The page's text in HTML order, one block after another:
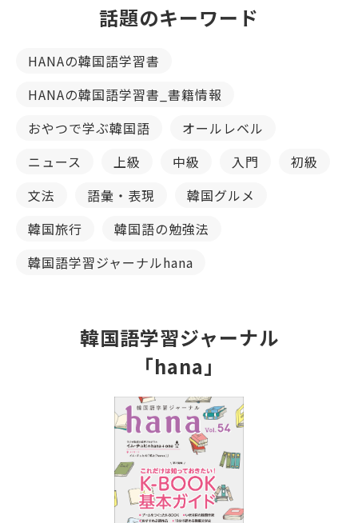
話題のキーワード
HANAの韓国語学習書
HANAの韓国語学習書_書籍情報
おやつで学ぶ韓国語
オールレベル
ニュース
上級 中級 入門
初級
文法
語彙・表現
韓国グルメ
韓国旅行
韓国語の勉強法
韓国語学習ジャーナルhana
韓国語学習ジャーナル
「hana」